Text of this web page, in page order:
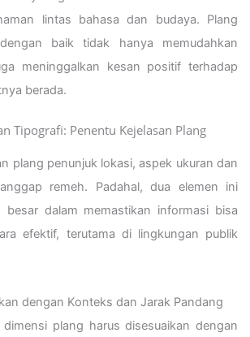
lintas bahasa dan budaya. Plang
baik tidak hanya memudahkan
meninggalkan kesan positif terhadap
berada.
Tipografi: Penentu Kejelasan Plang
plang penunjuk lokasi, aspek ukuran dan
remeh. Padahal, dua elemen ini
besar dalam memastikan informasi bisa
efektif, terutama di lingkungan publik
dengan Konteks dan Jarak Pandang
plang harus disesuaikan dengan